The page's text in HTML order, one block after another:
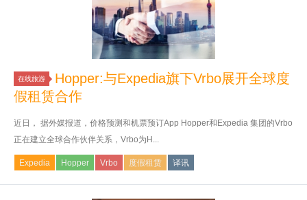
在线旅游
Hopper:与Expedia旗下Vrbo展开全球度
假租赁合作
近日， 据外媒报道，价格预测和机票预订App Hopper和Expedia 集团的Vrbo
正在建立全球合作伙伴关系，Vrbo为H...
Expedia Hopper Vrbo 度假租赁 译讯